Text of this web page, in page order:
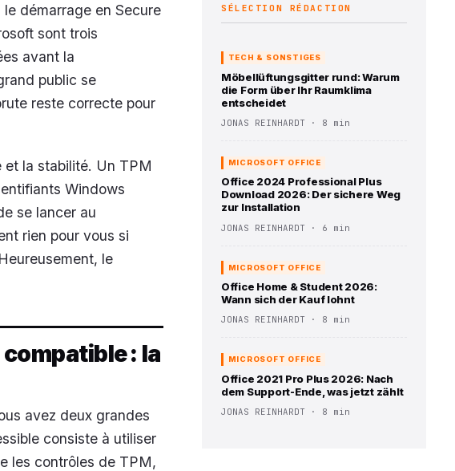
démarrage en Secure
sont trois
avant la
public se
reste correcte pour
la stabilité. Un TPM
Windows
se lancer au
rien pour vous si
le
: la
avez deux grandes
consiste à utiliser
les contrôles de TPM,
SÉLECTION RÉDACTION
TECH & SONSTIGES
Möbellüftungsgitter rund: Warum
die Form über Ihr Raumklima
entscheidet
JONAS REINHARDT · 8 min
MICROSOFT OFFICE
Office 2024 Professional Plus
Download 2026: Der sichere Weg
zur Installation
JONAS REINHARDT · 6 min
MICROSOFT OFFICE
Office Home & Student 2026:
Wann sich der Kauf lohnt
JONAS REINHARDT · 8 min
MICROSOFT OFFICE
Office 2021 Pro Plus 2026: Nach
dem Support-Ende, was jetzt zählt
JONAS REINHARDT · 8 min